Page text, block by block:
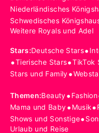
Niederländisches
Schwedisches
Weitere Royals und Adel
Stars:Deutsche Stars•
•Tierische Stars•TikTok
Stars und Family•
Themen:Beauty•Fashion
Mama und Baby•Musik•
Shows und Sonstige•
Urlaub und Reise